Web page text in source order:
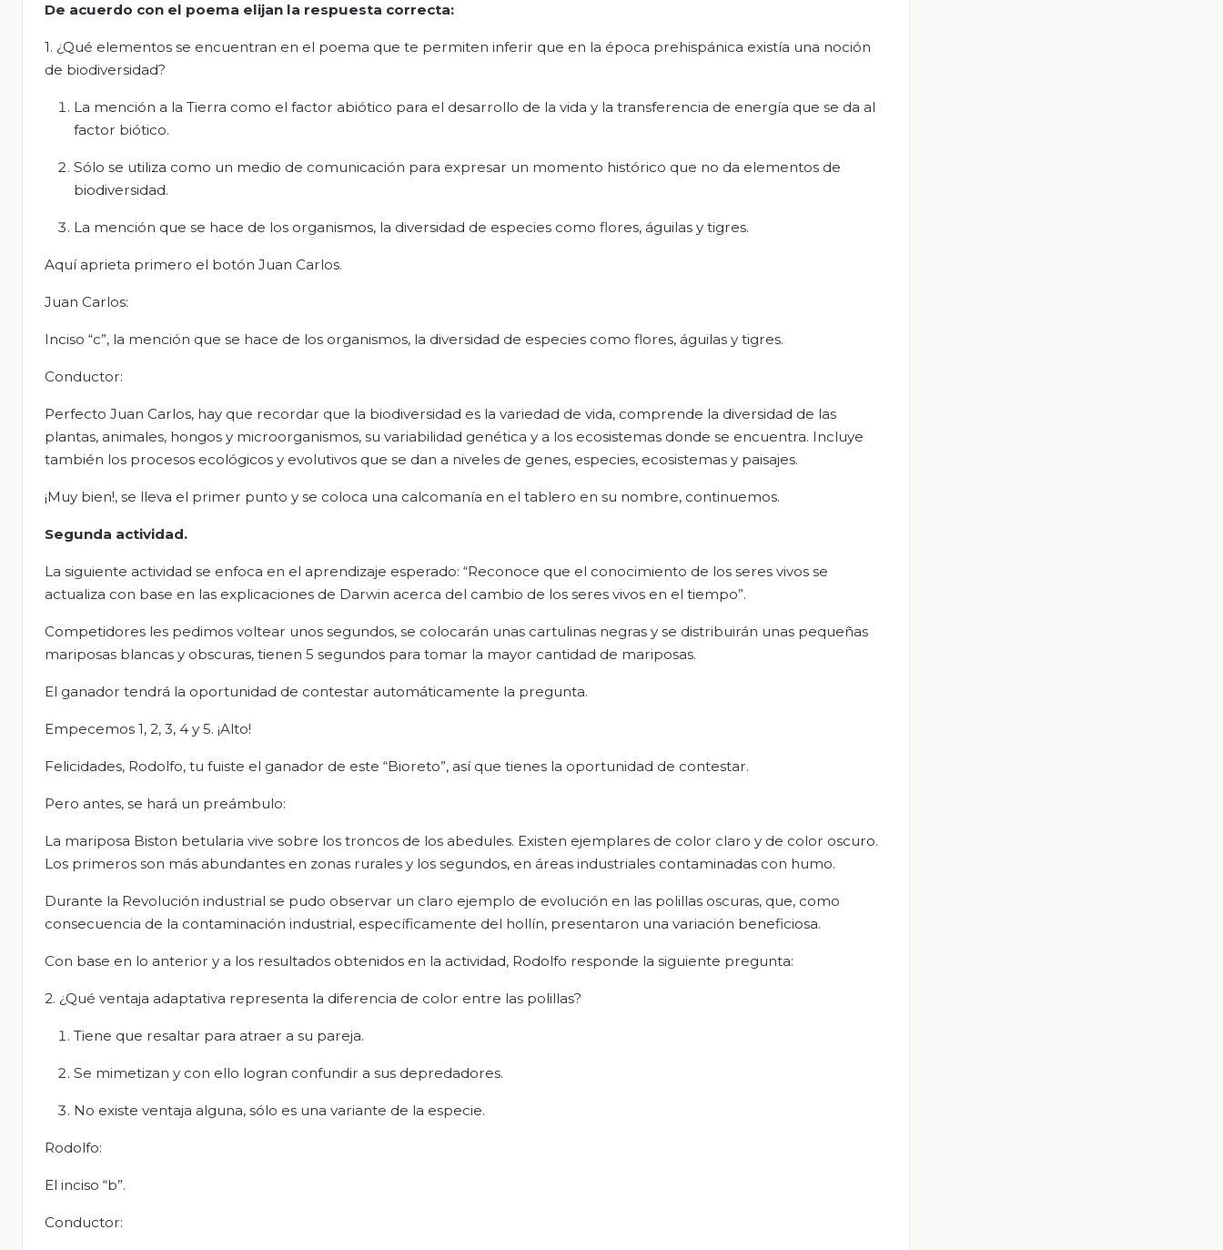
De acuerdo con el poema elijan la respuesta correcta:
1. ¿Qué elementos se encuentran en el poema que te permiten inferir que en la época prehispánica existía una noción
de biodiversidad?
La mención a la Tierra como el factor abiótico para el desarrollo de la vida y la transferencia de energía que se da al
factor biótico.
Sólo se utiliza como un medio de comunicación para expresar un momento histórico que no da elementos de
biodiversidad.
La mención que se hace de los organismos, la diversidad de especies como flores, águilas y tigres.
Aquí aprieta primero el botón Juan Carlos.
Juan Carlos:
Inciso “c”, la mención que se hace de los organismos, la diversidad de especies como flores, águilas y tigres.
Conductor:
Perfecto Juan Carlos, hay que recordar que la biodiversidad es la variedad de vida, comprende la diversidad de las
plantas, animales, hongos y microorganismos, su variabilidad genética y a los ecosistemas donde se encuentra. Incluye
también los procesos ecológicos y evolutivos que se dan a niveles de genes, especies, ecosistemas y paisajes.
¡Muy bien!, se lleva el primer punto y se coloca una calcomanía en el tablero en su nombre, continuemos.
Segunda actividad.
La siguiente actividad se enfoca en el aprendizaje esperado: “Reconoce que el conocimiento de los seres vivos se
actualiza con base en las explicaciones de Darwin acerca del cambio de los seres vivos en el tiempo”.
Competidores les pedimos voltear unos segundos, se colocarán unas cartulinas negras y se distribuirán unas pequeñas
mariposas blancas y obscuras, tienen 5 segundos para tomar la mayor cantidad de mariposas.
El ganador tendrá la oportunidad de contestar automáticamente la pregunta.
Empecemos 1, 2, 3, 4 y 5. ¡Alto!
Felicidades, Rodolfo, tu fuiste el ganador de este “Bioreto”, así que tienes la oportunidad de contestar.
Pero antes, se hará un preámbulo:
La mariposa Biston betularia vive sobre los troncos de los abedules. Existen ejemplares de color claro y de color oscuro.
Los primeros son más abundantes en zonas rurales y los segundos, en áreas industriales contaminadas con humo.
Durante la Revolución industrial se pudo observar un claro ejemplo de evolución en las polillas oscuras, que, como
consecuencia de la contaminación industrial, específicamente del hollín, presentaron una variación beneficiosa.
Con base en lo anterior y a los resultados obtenidos en la actividad, Rodolfo responde la siguiente pregunta:
2. ¿Qué ventaja adaptativa representa la diferencia de color entre las polillas?
Tiene que resaltar para atraer a su pareja.
Se mimetizan y con ello logran confundir a sus depredadores.
No existe ventaja alguna, sólo es una variante de la especie.
Rodolfo:
El inciso “b”.
Conductor: